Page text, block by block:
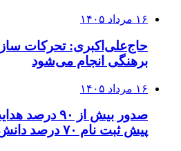
۱۶ مرداد ۱۴۰۵
حاج‌علی‌اکبری: تحرکات
برهنگی انجام می‌شود
۱۶ مرداد ۱۴۰۵
صدور بیش از
پیش ثبت نام ۷۰ درصد دانش‌آموزان متوسطه اول